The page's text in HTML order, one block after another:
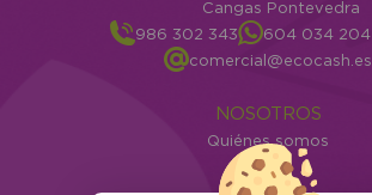
Cangas Pontevedra
986 302 343
604 034 204
comercial@ecocash.es
NOSOTROS
Quiénes somos
Info